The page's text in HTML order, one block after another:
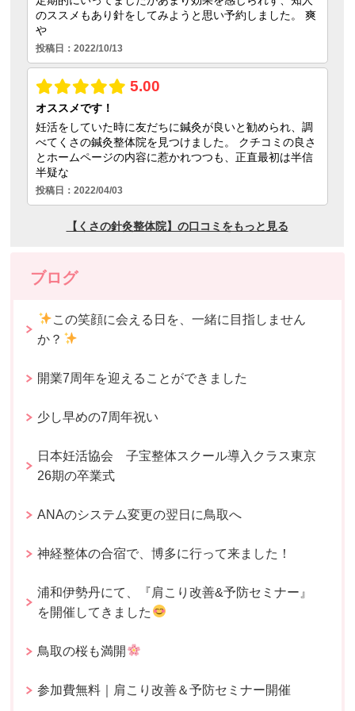
ブログ
この笑顔に会える日を、一緒に目指しません
か？
開業7周年を迎えることができました
少し早めの7周年祝い
日本妊活協会 子宝整体スクール導入クラス東京
26期の卒業式
ANAのシステム変更の翌日に鳥取へ
神経整体の合宿で、博多に行って来ました！
浦和伊勢丹にて、『肩こり改善&予防セミナー』
を開催してきました
鳥取の桜も満開
参加費無料｜肩こり改善＆予防セミナー開催